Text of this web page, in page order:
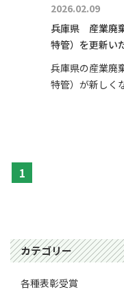
2026.02.09
兵庫県 産業廃
特管）を更新い
兵庫県の産業廃
特管）が新し
1
カテゴリー
各種表彰受賞